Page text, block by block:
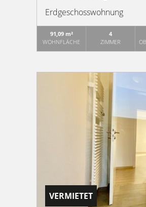
Erdgeschosswohnung
91,09 m²
WOHNFLÄCHE
4
ZIMMER
VERMIETET